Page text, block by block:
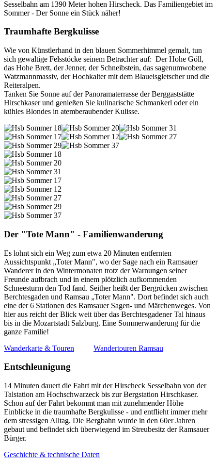
Sesselbahn am 1390 Meter hohen Hirscheck. Das Familiengebiet im
Sommer - Der Sonne ein Stück näher!
Traumhafte Bergkulisse
Wie von Künstlerhand in den blauen Sommerhimmel gemalt, tun
sich gewaltige Felsstöcke seinem Betrachter auf: Der Hohe Göll,
das Hohe Brett, der Jenner, der Schneibstein, das sagenumwobene
Watzmannmassiv, der Hochkalter mit dem Blaueisgletscher und die
Reiteralpen.
Tanken Sie Sonne auf der Panoramaterrasse der Berggaststätte
Hirschkaser und genießen Sie kulinarische Schmankerl oder ein
kühles Blondes in atemberaubender Kulisse.
Der "Tote Mann" - Familienwanderung
Es lohnt sich ein Weg zum etwa 20 Minuten entfernten
Aussichtspunkt „Toter Mann", wo der Sage nach ein Ramsauer
Wanderer in den Wintermonaten trotz der Warnungen seiner
Freunde aufbrach und in einem plötzlich aufkommenden
Schneesturm den Tod fand. Seither heißt der Bergrücken zwischen
Berchtesgaden und Ramsau „Toter Mann". Dort befindet sich auch
eine der 6 Stationen des Ramsauer Sagen- und Märchenweges. Von
hier aus reicht der Blick weit über das Berchtesgadener Tal hinaus
bis in die Mozartstadt Salzburg. Eine Sommerwanderung für die
ganze Familie!
Wanderkarte & Touren
Wandertouren Ramsau
Entschleunigung
14 Minuten dauert die Fahrt mit der Hirscheck Sesselbahn von der
Talstation am Hochschwarzeck bis zur Bergstation Hirschkaser.
Schon auf der Fahrt bekommt man mit zunehmender Höhe
Einblicke in die traumhafte Bergkulisse - und entflieht immer mehr
dem stressigen Alltag. Die Bergbahn wurde in den 60er Jahren
gebaut und befindet sich überwiegend im Streubesitz der Ramsauer
Bürger.
Geschichte & technische Daten